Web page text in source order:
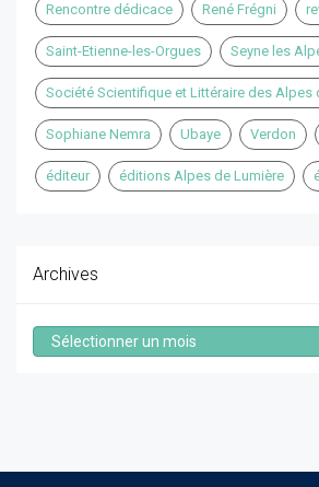
Rencontre dédicace René Frégni
Saint-Etienne-les-Orgues Seyne les
Société Scientifique et Littéraire des Alpes
Sophiane Nemra Ubaye Verdon
éditeur éditions Alpes de Lumière
Archives
Archives